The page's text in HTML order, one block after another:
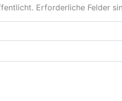
Erforderliche Felder